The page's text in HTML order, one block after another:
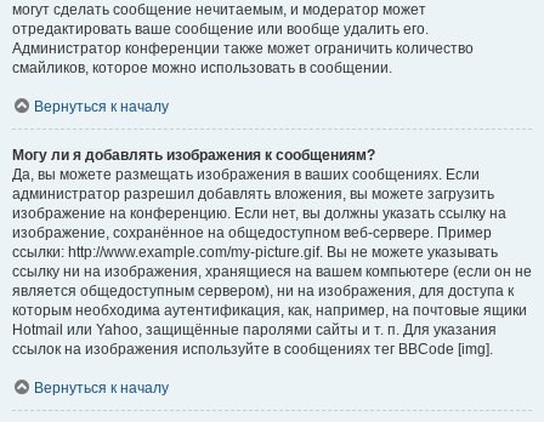
могут сделать сообщение нечитаемым, и модератор может
отредактировать ваше сообщение или вообще удалить его.
Администратор конференции также может ограничить количество
смайликов, которое можно использовать в сообщении.
Вернуться к началу
Могу ли я добавлять изображения к сообщениям?
Да, вы можете размещать изображения в ваших сообщениях. Если
администратор разрешил добавлять вложения, вы можете загрузить
изображение на конференцию. Если нет, вы должны указать ссылку на
изображение, сохранённое на общедоступном веб-сервере. Пример
ссылки: http://www.example.com/my-picture.gif. Вы не можете указывать
ссылку ни на изображения, хранящиеся на вашем компьютере (если он не
является общедоступным сервером), ни на изображения, для доступа к
которым необходима аутентификация, как, например, на почтовые ящики
Hotmail или Yahoo, защищённые паролями сайты и т. п. Для указания
ссылок на изображения используйте в сообщениях тег BBCode [img].
Вернуться к началу